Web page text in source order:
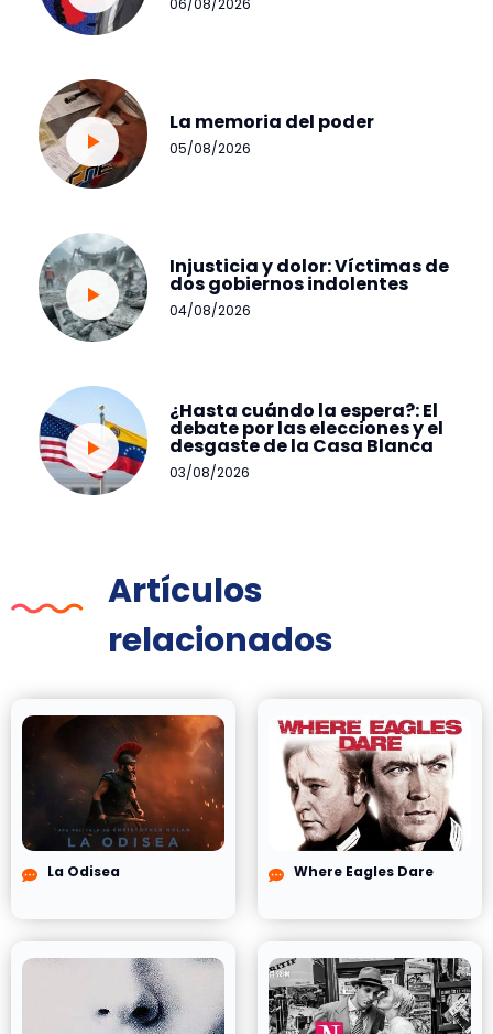
La memoria del poder
05/08/2026
Injusticia y dolor: Víctimas de
dos gobiernos indolentes
04/08/2026
¿Hasta cuándo la espera?: El
debate por las elecciones y el
desgaste de la Casa Blanca
03/08/2026
Artículos
relacionados
La Odisea Where Eagles Dare